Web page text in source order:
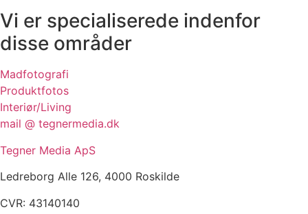
Vi er specialiserede indenfor
disse områder
Madfotografi
Produktfotos
Interiør/Living
mail @ tegnermedia.dk
Tegner Media ApS
Ledreborg Alle 126, 4000 Roskilde
CVR: 43140140